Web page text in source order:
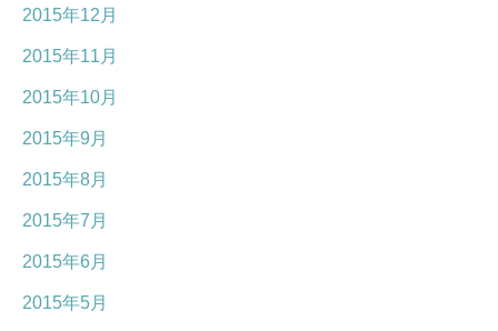
2015年12月
2015年11月
2015年10月
2015年9月
2015年8月
2015年7月
2015年6月
2015年5月